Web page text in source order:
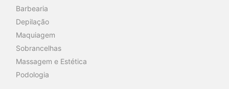
Barbearia
Depilação
Maquiagem
Sobrancelhas
Massagem e Estética
Podologia